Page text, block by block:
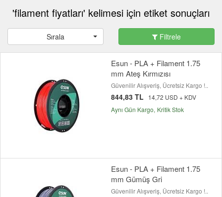
'filament fiyatları' kelimesi için etiket sonuçları
Sırala Filtrele
Esun - PLA + Filament 1.75
mm Ateş Kırmızısı
Güvenilir Alışveriş, Ücretsiz Kargo !..
844,83 TL
14,72 USD + KDV
Aynı Gün Kargo Kritik Stok
Esun - PLA + Filament 1.75
mm Gümüş Gri
Güvenilir Alışveriş, Ücretsiz Kargo !..